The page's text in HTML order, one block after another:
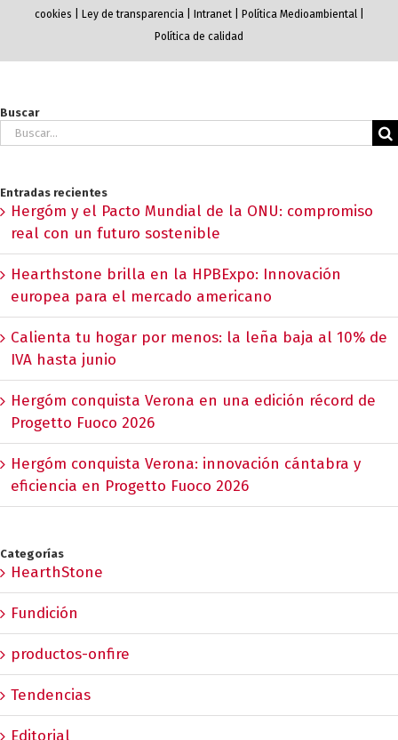
cookies
Ley de transparencia| Intranet| Política Medioambiental|
Política de calidad
Buscar
Buscar:
Entradas recientes
Hergóm y el Pacto Mundial de la ONU: compromiso
real con un futuro sostenible
Hearthstone brilla en la HPBExpo: Innovación
europea para el mercado americano
Calienta tu hogar por menos: la leña baja al 10% de
IVA hasta junio
Hergóm conquista Verona en una edición récord de
Progetto Fuoco 2026
Hergóm conquista Verona: innovación cántabra y
eficiencia en Progetto Fuoco 2026
Categorías
HearthStone
Fundición
productos-onfire
Tendencias
Editorial